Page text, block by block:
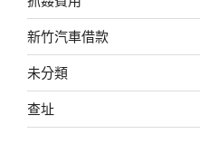
新竹汽車借款
未分類
查址